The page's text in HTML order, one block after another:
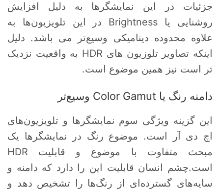
جزئیات در این نمایشگرها به دلیل افزایش
روشنایی یا Brightness در این تلویزیون‌ها به
علاوه محدوده دینامیکی وسیع‌تر می باشد. دلیل
اینکه تصاویر تلوزیون های HDR به واقعیت نزدیک
تر است نیز همین موضوع است.
دامنه رنگ یا Color Gamut وسیع‌تر
این گزینه ویژگی سوم نمایشگرها و تلویزیون‌های
اچ دی آر است. موضوع رنگ در نمایشگرها یک
مبحث متفاوت با موضوع و قابلیت HDR
است.چشم انسان قابلیت این را دارد که دامنه و
سایه‌های گسترده‌ای از رنگ‌ها را تشخیص دهد و